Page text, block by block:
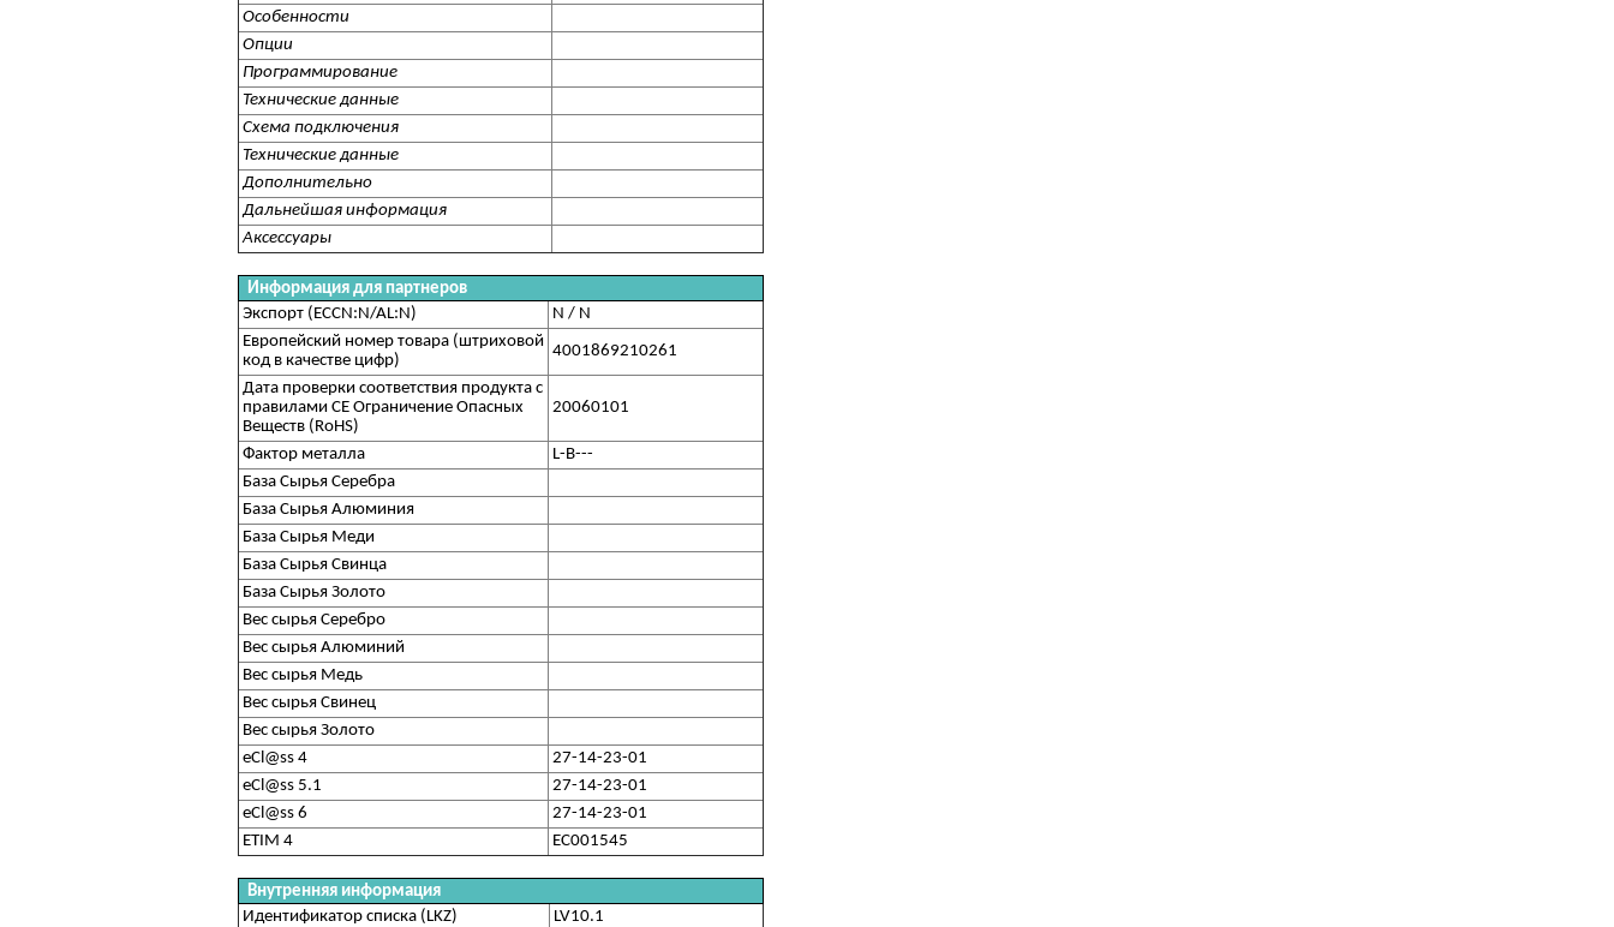
Особенности
Опции
Программирование
Технические данные
Схема подключения
Технические данные
Дополнительно
Дальнейшая информация
Аксессуары
Информация для партнеров
Экспорт (ECCN:N/AL:N)
N / N
Европейский номер товара (штриховой
код в качестве цифр)
4001869210261
Дата проверки соответствия продукта с
правилами CE Ограничение Опасных
Веществ (RoHS)
20060101
Фактор металла
L-B---
База Сырья Серебра
База Сырья Алюминия
База Сырья Меди
База Сырья Свинца
База Сырья Золото
Вес сырья Серебро
Вес сырья Алюминий
Вес сырья Медь
Вес сырья Свинец
Вес сырья Золото
eCl@ss 4
27-14-23-01
eCl@ss 5.1
27-14-23-01
eCl@ss 6
27-14-23-01
ETIM 4
EC001545
Внутренняя информация
Идентификатор списка (LKZ)
LV10.1